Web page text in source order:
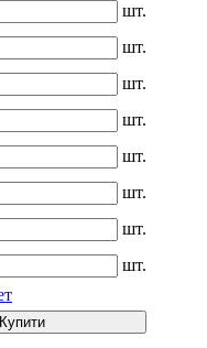
шт.
шт.
шт.
шт.
шт.
шт.
шт.
шт.
Купити